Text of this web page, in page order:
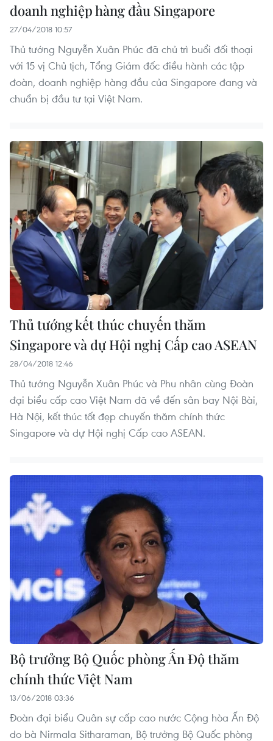
doanh nghiệp hàng đầu Singapore
27/04/2018 10:57
Thủ tướng Nguyễn Xuân Phúc đã chủ trì buổi đối thoại
với 15 vị Chủ tịch, Tổng Giám đốc điều hành các tập
đoàn, doanh nghiệp hàng đầu của Singapore đang và
chuẩn bị đầu tư tại Việt Nam.
Thủ tướng kết thúc chuyến thăm
Singapore và dự Hội nghị Cấp cao ASEAN
28/04/2018 12:46
Thủ tướng Nguyễn Xuân Phúc và Phu nhân cùng Đoàn
đại biểu cấp cao Việt Nam đã về đến sân bay Nội Bài,
Hà Nội, kết thúc tốt đẹp chuyến thăm chính thức
Singapore và dự Hội nghị Cấp cao ASEAN.
Bộ trưởng Bộ Quốc phòng Ấn Độ thăm
chính thức Việt Nam
13/06/2018 03:36
Đoàn đại biểu Quân sự cấp cao nước Cộng hòa Ấn Độ
do bà Nirmala Sitharaman, Bộ trưởng Bộ Quốc phòng